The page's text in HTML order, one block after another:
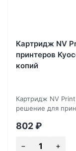
Картридж NV
принтеров
копий
Картридж NV
решение для
802₽